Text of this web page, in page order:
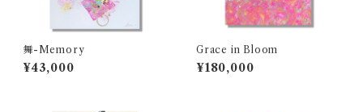
舞-Memory
¥43,000
Grace in Bloom
¥180,000